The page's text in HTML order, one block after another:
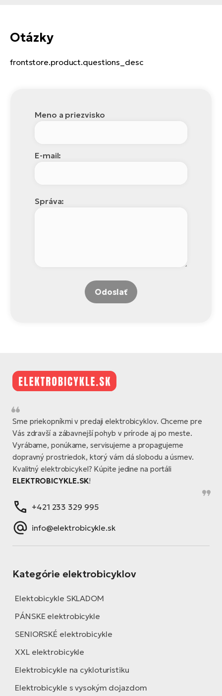
Otázky
frontstore.product.questions_desc
Meno a priezvisko
E-mail:
Správa:
Odoslať
Sme priekopníkmi v predaji elektrobicyklov. Chceme pre
Vás zdravší a zábavnejší pohyb v prírode aj po meste.
Vyrábame, ponúkame, servisujeme a propagujeme
dopravný prostriedok, ktorý vám dá slobodu a úsmev.
Kvalitný elektrobicykel? Kúpite jedine na portáli
ELEKTROBICYKLE.SK!
+421 233 329 995
info@elektrobicykle.sk
Kategórie elektrobicyklov
Elektobicykle SKLADOM
PÁNSKE elektrobicykle
SENIORSKÉ elektrobicykle
XXL elektrobicykle
Elektrobicykle na cykloturistiku
Elektrobicykle s vysokým dojazdom